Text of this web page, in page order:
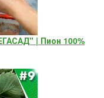
| Пион 100%